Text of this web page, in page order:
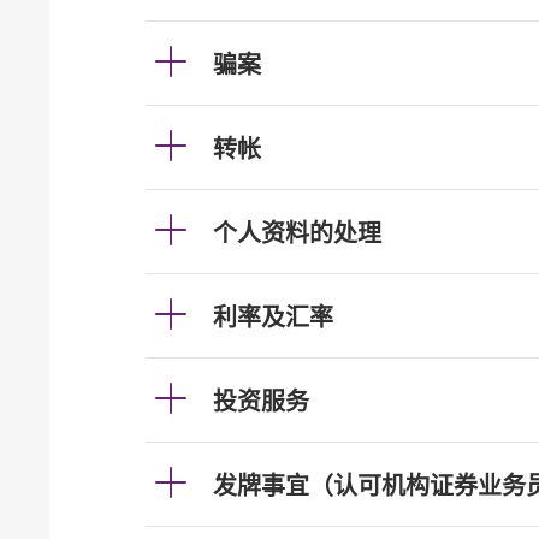
骗案
转帐
个人资料的处理
利率及汇率
投资服务
发牌事宜（认可机构证券业务